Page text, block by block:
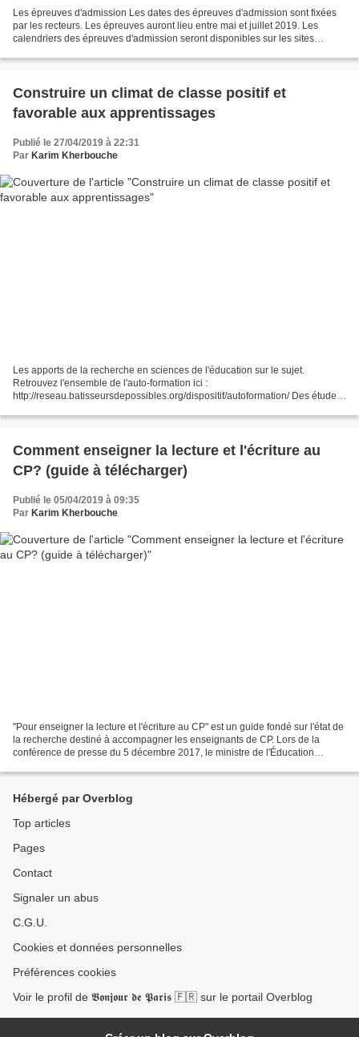
Les épreuves d'admission Les dates des épreuves d'admission sont fixées
par les recteurs. Les épreuves auront lieu entre mai et juillet 2019. Les
calendriers des épreuves d'admission seront disponibles sur les sites
Construire un climat de classe positif et
favorable aux apprentissages
Publié le 27/04/2019 à 22:31
Par Karim Kherbouche
Les apports de la recherche en sciences de l'éducation sur le sujet.
Retrouvez l'ensemble de l'auto-formation ici :
http://reseau.batisseursdepossibles.org/dispositif/autoformation/ Des études
Comment enseigner la lecture et l'écriture au
CP? (guide à télécharger)
Publié le 05/04/2019 à 09:35
Par Karim Kherbouche
"Pour enseigner la lecture et l'écriture au CP" est un guide fondé sur l'état de
la recherche destiné à accompagner les enseignants de CP. Lors de la
conférence de presse du 5 décembre 2017, le ministre de l'Éducation
Hébergé par Overblog
Top articles
Pages
Contact
Signaler un abus
C.G.U.
Cookies et données personnelles
Préférences cookies
Voir le profil de 𝕭𝖔𝖓𝖏𝖔𝖚𝖗 𝖉𝖊 𝕻𝖆𝖗𝖎𝖘 🇫🇷 sur le portail Overblog